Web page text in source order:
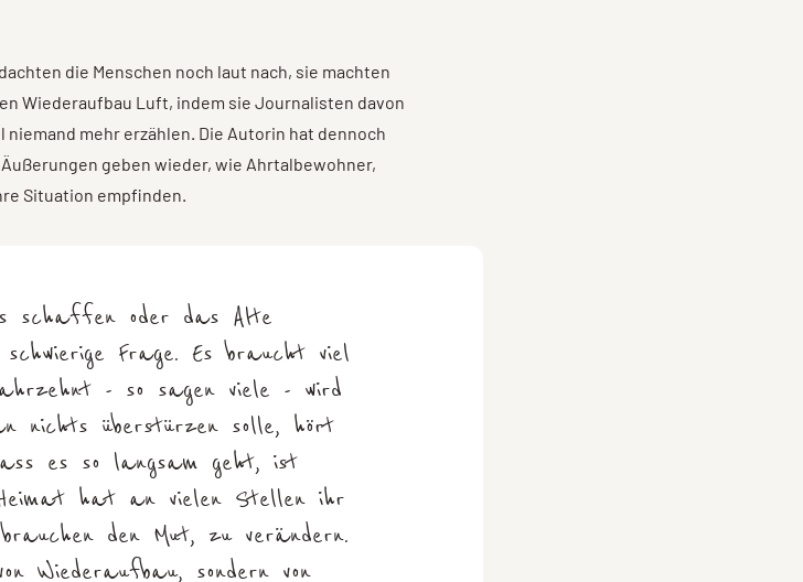
die Menschen noch laut nach, sie machten
Wiederaufbau Luft, indem sie Journalisten davon
mehr erzählen. Die Autorin hat dennoch
geben wieder, wie Ahrtalbewohner,
Situation empfinden.
schaffen oder das Alte
schwierige Frage. Es braucht viel
- so sagen viele - wird
nichts überstürzen solle, hört
es so langsam geht, ist
hat an vielen Stellen ihr
den Mut, zu verändern.
Wiederaufbau, sondern von